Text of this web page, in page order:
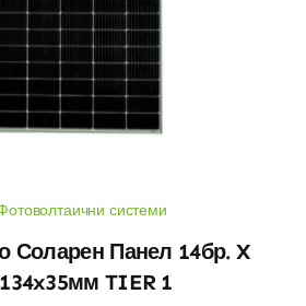
системи
Соларен Панел 14бр. X
TIER 1